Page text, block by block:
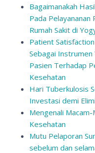
Bagaimanakah
Pada Pelayananan
Rumah Sakit di
Patient
Sebagai Instrumen
Pasien Terhadap
Kesehatan
Hari Tuberkulosis
Investasi demi
Mengenali Macam-
Kesehatan
Mutu Pelaporan
sebelum dan